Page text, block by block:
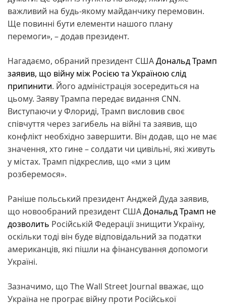
важливий на будь-якому майданчику перемовин.
Ще повинні бути елементи нашого плану
перемоги», – додав президент.
Нагадаємо, обраний президент СШАДональд Трамп
заявив, що війну між Росією та Україною слід
припинити. Його адміністрація зосередиться на
цьому. Заяву Трампа передає видання CNN.
Виступаючи у Флориді, Трамп висловив своє
співчуття через загибель на війні та заявив, що
конфлікт необхідно завершити. Він додав, що не має
значення, хто гине – солдати чи цивільні, які живуть
у містах. Трамп підкреслив, що «ми з цим
розберемося».
Раніше польський президент Анджей Дуда заявив,
що новообраний президент СШАДональд Трамп не
дозволить Російській Федерації знищити Україну,
оскільки тоді він буде відповідальний за податки
американців, які пішли на фінансування допомоги
Україні.
Зазначимо, що The Wall Street Journal вважає, що
Україна не програє війну проти Російської